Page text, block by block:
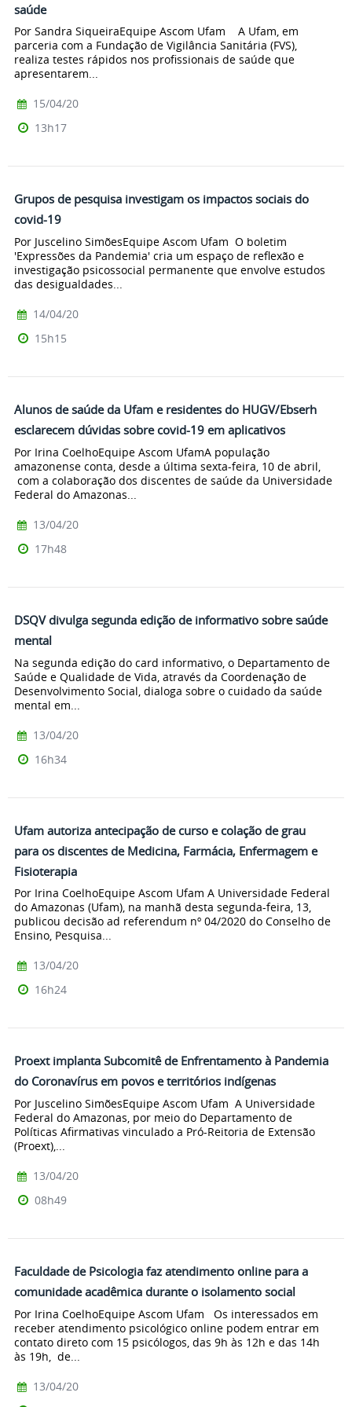
saúde
Por Sandra SiqueiraEquipe Ascom Ufam A Ufam, em
parceria com a Fundação de Vigilância Sanitária (FVS),
realiza testes rápidos nos profissionais de saúde que
apresentarem...
15/04/20
13h17
Grupos de pesquisa investigam os impactos sociais do
covid-19
Por Juscelino SimõesEquipe Ascom Ufam O boletim
'Expressões da Pandemia' cria um espaço de reflexão e
investigação psicossocial permanente que envolve estudos
das desigualdades...
14/04/20
15h15
Alunos de saúde da Ufam e residentes do HUGV/Ebserh
esclarecem dúvidas sobre covid-19 em aplicativos
Por Irina CoelhoEquipe Ascom UfamA população
amazonense conta, desde a última sexta-feira, 10 de abril,
com a colaboração dos discentes de saúde da Universidade
Federal do Amazonas...
13/04/20
17h48
DSQV divulga segunda edição de informativo sobre saúde
mental
Na segunda edição do card informativo, o Departamento de
Saúde e Qualidade de Vida, através da Coordenação de
Desenvolvimento Social, dialoga sobre o cuidado da saúde
mental em...
13/04/20
16h34
Ufam autoriza antecipação de curso e colação de grau
para os discentes de Medicina, Farmácia, Enfermagem e
Fisioterapia
Por Irina CoelhoEquipe Ascom Ufam A Universidade Federal
do Amazonas (Ufam), na manhã desta segunda-feira, 13,
publicou decisão ad referendum nº 04/2020 do Conselho de
Ensino, Pesquisa...
13/04/20
16h24
Proext implanta Subcomitê de Enfrentamento à Pandemia
do Coronavírus em povos e territórios indígenas
Por Juscelino SimõesEquipe Ascom Ufam A Universidade
Federal do Amazonas, por meio do Departamento de
Políticas Afirmativas vinculado a Pró-Reitoria de Extensão
(Proext),...
13/04/20
08h49
Faculdade de Psicologia faz atendimento online para a
comunidade acadêmica durante o isolamento social
Por Irina CoelhoEquipe Ascom Ufam Os interessados em
receber atendimento psicológico online podem entrar em
contato direto com 15 psicólogos, das 9h às 12h e das 14h
às 19h, de...
13/04/20